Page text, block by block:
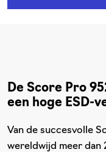
De Score Pro
een hoge ESD-
Van de succesvolle
wereldwijd meer dan